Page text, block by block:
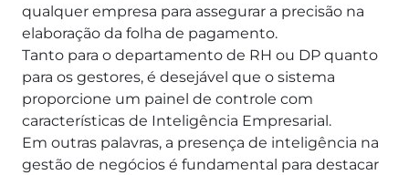
qualquer empresa para assegurar a precisão na
elaboração da folha de pagamento.
Tanto para o departamento de RH ou DP quanto
para os gestores, é desejável que o sistema
proporcione um painel de controle com
características de Inteligência Empresarial.
Em outras palavras, a presença de inteligência na
gestão de negócios é fundamental para destacar